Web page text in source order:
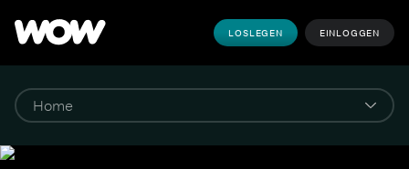
LOSLEGEN EINLOGGEN